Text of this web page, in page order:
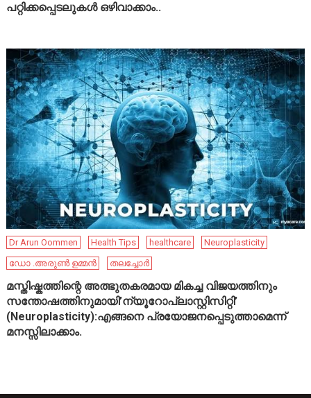
പറ്റിക്കപ്പെടലുകൾ ഒഴിവാക്കാം..
Dr Arun Oommen Health Tips healthcare
Neuroplasticity
ഡോ .അരുൺ ഉമ്മൻ
തലച്ചോർ
മസ്തിഷ്കത്തിന്റെ അത്ഭുതകരമായ മികച്ച വിജയത്തിനും
സന്തോഷത്തിനുമായി’ന്യൂറോപ്ലാസ്റ്റിസിറ്റി’
(Neuroplasticity):എങ്ങനെ പ്രയോജനപ്പെടുത്താമെന്ന്
മനസ്സിലാക്കാം.